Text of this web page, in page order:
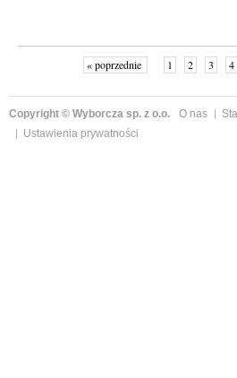
« poprzednie 1 2 3 4
Copyright © Wyborcza sp. z o.o. O nas
Ustawienia prywatności